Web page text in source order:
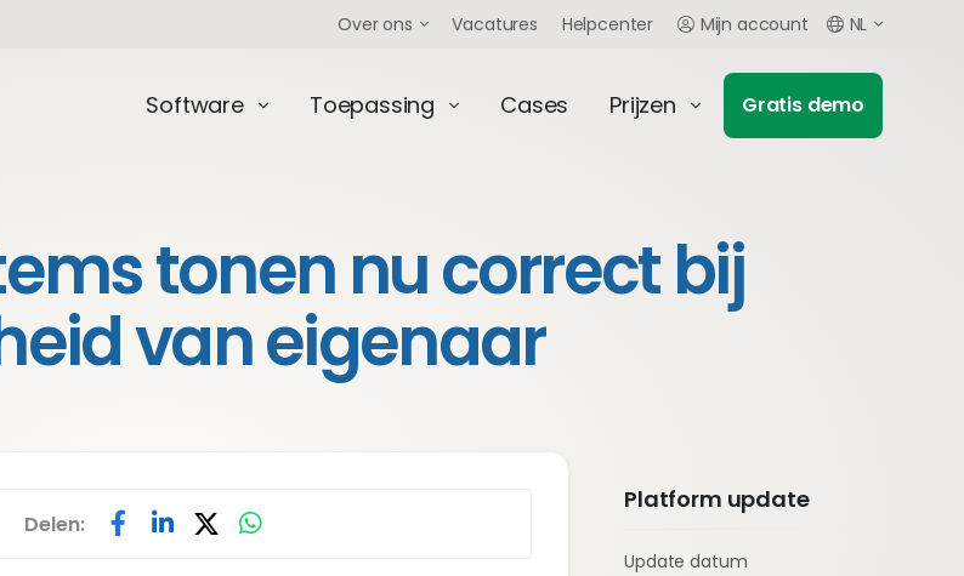
tonen nu correct bij
van eigenaar
Delen:
Platform update
Update datum
Over ons Vacatures Helpcenter Mijn account NL
Software Toepassing Cases Prijzen Gratis demo